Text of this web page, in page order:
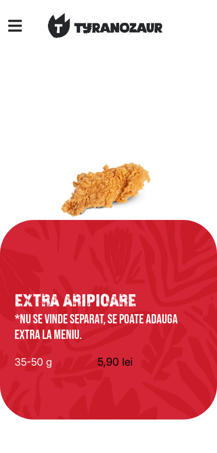
EXTRA ARIPIOARE
*NU SE VINDE SEPARAT, SE POATE ADAUGA
EXTRA LA MENIU.
35-50 g 5,90 lei